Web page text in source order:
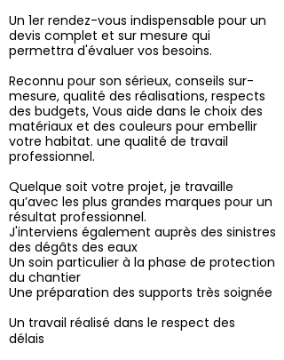
Un 1er rendez-vous indispensable pour un
devis complet et sur mesure qui
permettra d'évaluer vos besoins.
Reconnu pour son sérieux, conseils sur-
mesure, qualité des réalisations, respects
des budgets, Vous aide dans le choix des
matériaux et des couleurs pour embellir
votre habitat. une qualité de travail
professionnel.
Quelque soit votre projet, je travaille
qu’avec les plus grandes marques pour un
résultat professionnel.
J'interviens également auprès des sinistres
des dégâts des eaux
Un soin particulier à la phase de protection
du chantier
Une préparation des supports très soignée
Un travail réalisé dans le respect des
délais